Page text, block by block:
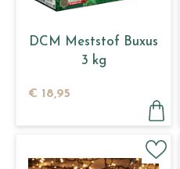
DCM Meststof Buxus
3 kg
€ 18,95